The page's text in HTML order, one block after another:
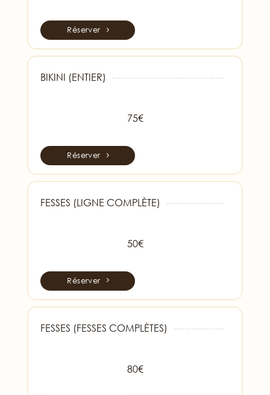
Réserver
BIKINI (ENTIER)
75€
Réserver
FESSES (LIGNE COMPLÈTE)
50€
Réserver
FESSES (FESSES COMPLÈTES)
80€